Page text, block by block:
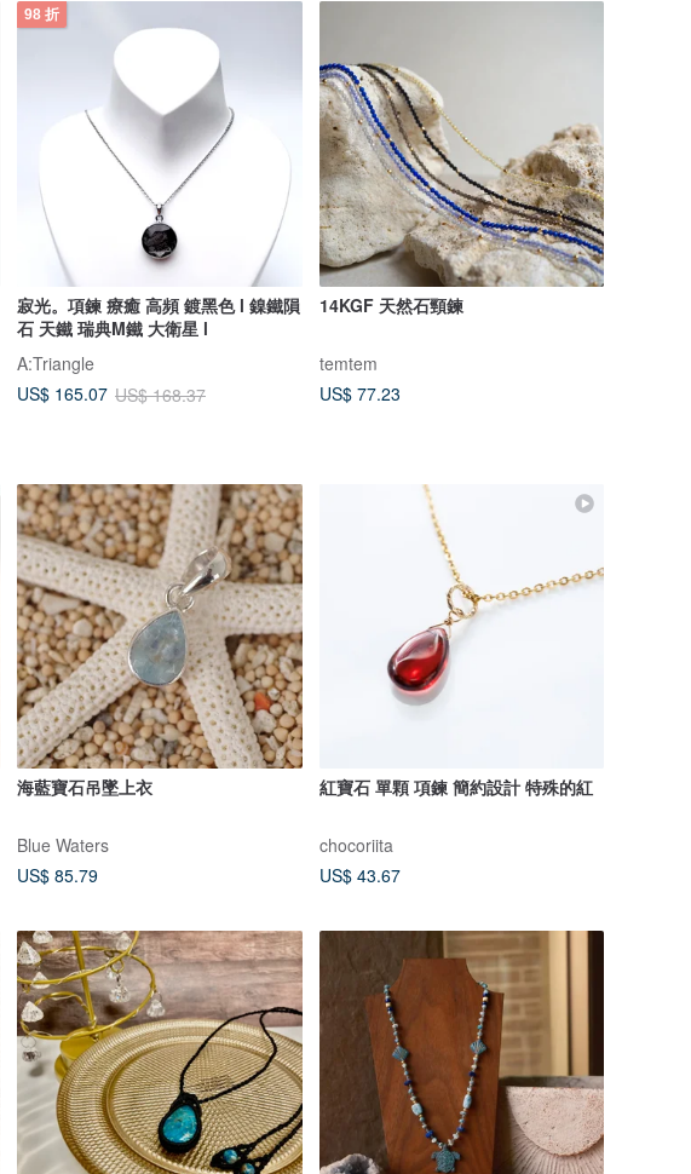
98 折
寂光。項鍊 療癒 高頻 鍍黑色 l 鎳鐵隕
石 天鐵 瑞典M鐵 大衛星 l
A:Triangle
US$ 165.07 US$ 168.37
14KGF 天然石頸鍊
temtem
US$ 77.23
海藍寶石吊墜上衣
Blue Waters
US$ 85.79
紅寶石 單顆 項鍊 簡約設計 特殊的紅
chocoriita
US$ 43.67